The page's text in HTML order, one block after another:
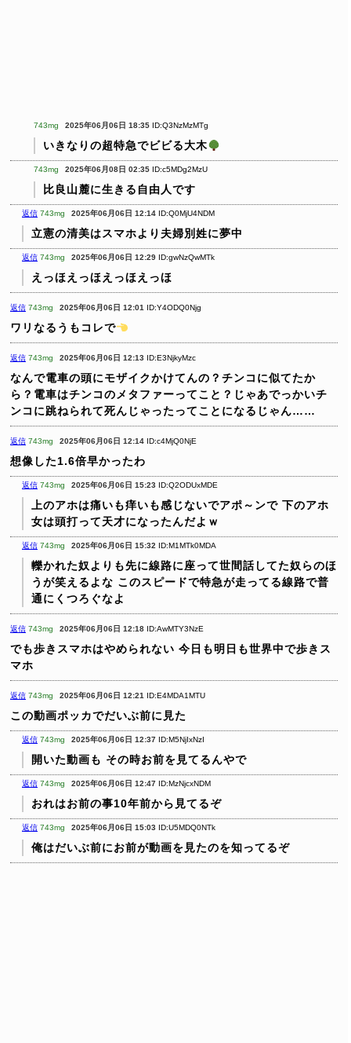
743mg 2025年06月06日 18:35 ID:Q3NzMzMTg
いきなりの超特急でビビる大木
743mg 2025年06月08日 02:35 ID:c5MDg2MzU
比良山麓に生きる自由人です
返信 743mg 2025年06月06日 12:14 ID:Q0MjU4NDM
立憲の清美はスマホより夫婦別姓に夢中
返信 743mg 2025年06月06日 12:29 ID:gwNzQwMTk
えっほえっほえっほえっほ
返信 743mg 2025年06月06日 12:01 ID:Y4ODQ0Njg
ワリなるうもコレで
返信 743mg 2025年06月06日 12:13 ID:E3NjkyMzc
なんで電車の頭にモザイクかけてんの？チンコに似てたか
ら？電車はチンコのメタファーってこと？じゃあでっかいチ
ンコに跳ねられて死んじゃったってことになるじゃん……
返信 743mg 2025年06月06日 12:14 ID:c4MjQ0NjE
想像した1.6倍早かったわ
返信 743mg 2025年06月06日 15:23 ID:Q2ODUxMDE
上のアホは痛いも痒いも感じないでアポ～ンで 下のアホ
女は頭打って天才になったんだよｗ
返信 743mg 2025年06月06日 15:32 ID:M1MTk0MDA
轢かれた奴よりも先に線路に座って世間話してた奴らのほ
うが笑えるよな このスピードで特急が走ってる線路で普
通にくつろぐなよ
返信 743mg 2025年06月06日 12:18 ID:AwMTY3NzE
でも歩きスマホはやめられない 今日も明日も世界中で歩きス
マホ
返信 743mg 2025年06月06日 12:21 ID:E4MDA1MTU
この動画ポッカでだいぶ前に見た
返信 743mg 2025年06月06日 12:37 ID:M5NjIxNzI
開いた動画も その時お前を見てるんやで
返信 743mg 2025年06月06日 12:47 ID:MzNjcxNDM
おれはお前の事10年前から見てるぞ
返信 743mg 2025年06月06日 15:03 ID:U5MDQ0NTk
俺はだいぶ前にお前が動画を見たのを知ってるぞ